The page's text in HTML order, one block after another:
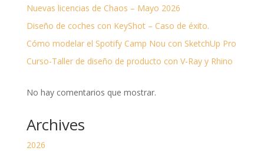
Nuevas licencias de Chaos – Mayo 2026
Diseño de coches con KeyShot – Caso de éxito.
Cómo modelar el Spotify Camp Nou con SketchUp Pro
Curso-Taller de diseño de producto con V-Ray y Rhino
No hay comentarios que mostrar.
Archives
2026